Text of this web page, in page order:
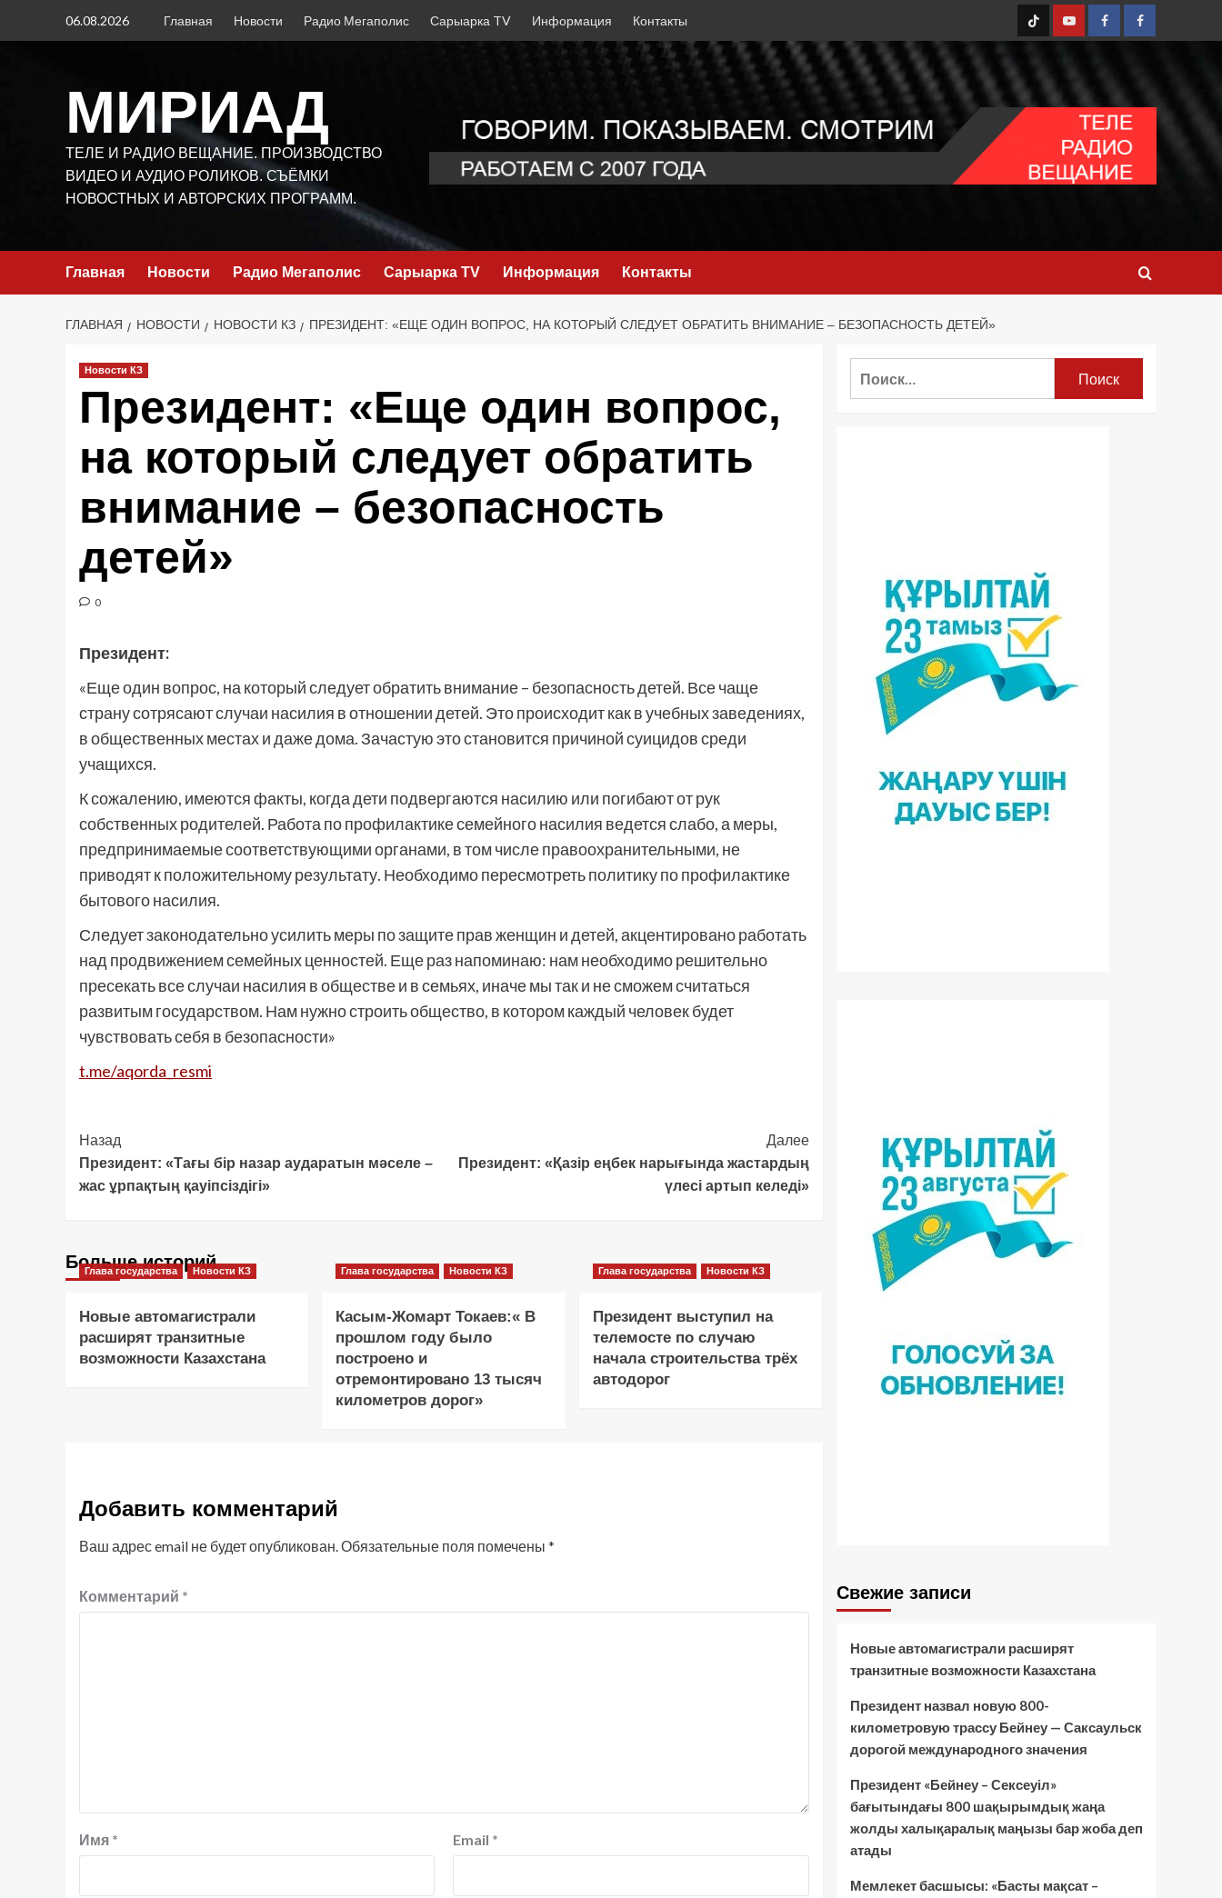
06.08.2026 Главная Новости Радио Мегаполис Сарыарка TV Информация Контакты
TT YoutubeFB1 FB2
МИРИАД
ТЕЛЕ И РАДИО ВЕЩАНИЕ. ПРОИЗВОДСТВО
ВИДЕО И АУДИО РОЛИКОВ. СЪЁМКИ
НОВОСТНЫХ И АВТОРСКИХ ПРОГРАММ.
Главная Новости Радио Мегаполис Сарыарка TV Информация Контакты
ГЛАВНАЯ НОВОСТИ НОВОСТИ КЗ ПРЕЗИДЕНТ: «ЕЩЕ ОДИН ВОПРОС, НА КОТОРЫЙ СЛЕДУЕТ ОБРАТИТЬ ВНИМАНИЕ – БЕЗОПАСНОСТЬ ДЕТЕЙ»
Новости КЗ
Президент: «Еще один вопрос,
на который следует обратить
внимание – безопасность
детей»
0
Президент:
«Еще один вопрос, на который следует обратить внимание – безопасность детей. Все чаще
страну сотрясают случаи насилия в отношении детей. Это происходит как в учебных заведениях,
в общественных местах и даже дома. Зачастую это становится причиной суицидов среди
учащихся.
К сожалению, имеются факты, когда дети подвергаются насилию или погибают от рук
собственных родителей. Работа по профилактике семейного насилия ведется слабо, а меры,
предпринимаемые соответствующими органами, в том числе правоохранительными, не
приводят к положительному результату. Необходимо пересмотреть политику по профилактике
бытового насилия.
Следует законодательно усилить меры по защите прав женщин и детей, акцентировано работать
над продвижением семейных ценностей. Еще раз напоминаю: нам необходимо решительно
пресекать все случаи насилия в обществе и в семьях, иначе мы так и не сможем считаться
развитым государством. Нам нужно строить общество, в котором каждый человек будет
чувствовать себя в безопасности»
t.me/aqorda_resmi
Post
Navigation
Назад
Президент: «Тағы бір назар аударатын мәселе –
жас ұрпақтың қауіпсіздігі»
Далее
Президент: «Қазір еңбек нарығында жастардың
үлесі артып келеді»
Больше историй
Глава государства Новости КЗ
Новые автомагистрали
расширят транзитные
возможности Казахстана
Глава государства Новости КЗ
Касым-Жомарт Токаев:« В
прошлом году было
построено и
отремонтировано 13 тысяч
километров дорог»
Глава государства Новости КЗ
Президент выступил на
телемосте по случаю
начала строительства трёх
автодорог
Добавить комментарий
Ваш адрес email не будет опубликован.Обязательные поля помечены *
Комментарий *
Имя * Email *
Свежие записи
Новые автомагистрали расширят
транзитные возможности Казахстана
Президент назвал новую 800-
километровую трассу Бейнеу — Саксаульск
дорогой международного значения
Президент «Бейнеу – Сексеуіл»
бағытындағы 800 шақырымдық жаңа
жолды халықаралық маңызы бар жоба деп
атады
Мемлекет басшысы: «Басты мақсат –